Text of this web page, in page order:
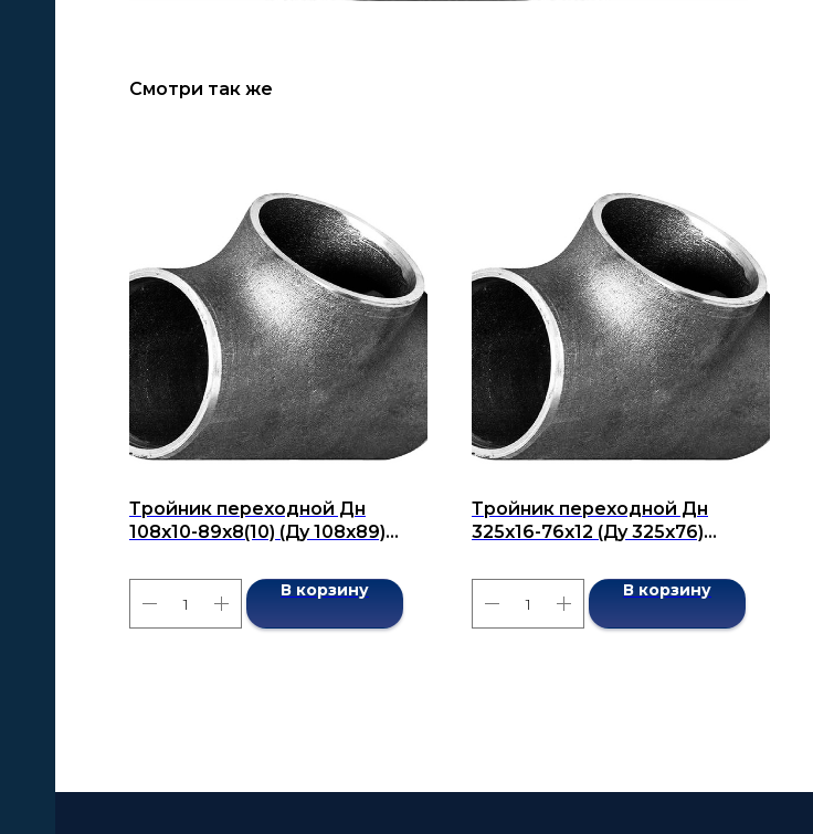
Смотри так же
Тройник переходной Дн
108х10-89х8(10) (Ду 108х89)
В корзину
Тройник переходной Дн
325x16-76х12 (Ду 325x76)
В корзину